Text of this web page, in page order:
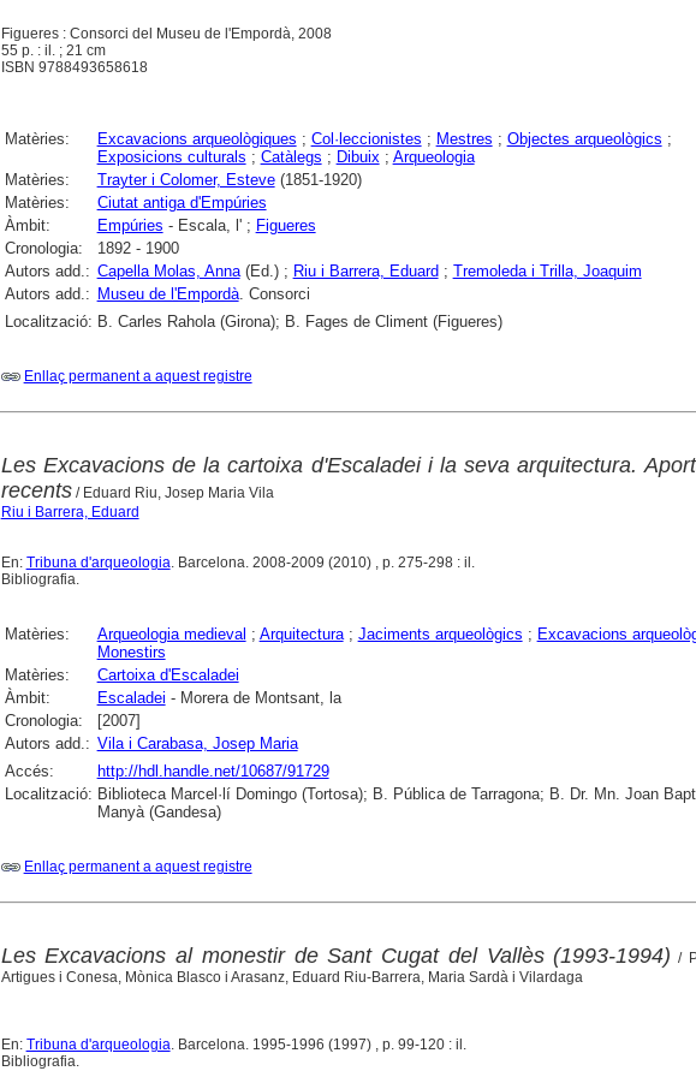
Figueres : Consorci del Museu de l'Empordà, 2008
55 p. : il. ; 21 cm
ISBN 9788493658618
Matèries: Excavacions arqueològiques ; Col·leccionistes ; Mestres ; Objectes arqueològics ;
Exposicions culturals ; Catàlegs ; Dibuix ; Arqueologia
Matèries:
Trayter i Colomer, Esteve(1851-1920)
Matèries:
Ciutat antiga d'Empúries
Àmbit:
Empúries - Escala, l' ; Figueres
Cronologia:
1892 - 1900
Autors add.: Capella Molas, Anna(Ed.) ; Riu i Barrera, Eduard; Tremoleda i Trilla, Joaquim
Autors add.: Museu de l'Empordà. Consorci
Localització: B. Carles Rahola (Girona); B. Fages de Climent (Figueres)
Enllaç permanent a aquest registre
Les Excavacions de la cartoixa d'Escaladei i la seva arquitectura.
recents/ Eduard Riu, Josep Maria Vila
Riu i Barrera, Eduard
En: Tribuna d'arqueologia . Barcelona. 2008-2009 (2010) , p. 275-298 : il.
Bibliografia.
Matèries: Arqueologia medieval ; Arquitectura; Jaciments arqueològics ; Excavacions
Monestirs
Matèries:
Cartoixa d'Escaladei
Àmbit:
Escaladei - Morera de Montsant, la
Cronologia:
[2007]
Autors add.: Vila i Carabasa, Josep Maria
Accés:
http://hdl.handle.net/10687/91729
Localització: Biblioteca Marcel·lí Domingo (Tortosa); B. Pública de Tarragona; B. Dr. Mn. Joan
Manyà (Gandesa)
Enllaç permanent a aquest registre
Les Excavacions al monestir de Sant Cugat del Vallès (1993-1994) /
Artigues i Conesa, Mònica Blasco i Arasanz, Eduard Riu-Barrera, Maria Sardà i Vilardaga
En: Tribuna d'arqueologia. Barcelona. 1995-1996 (1997) , p. 99-120 : il.
Bibliografia.